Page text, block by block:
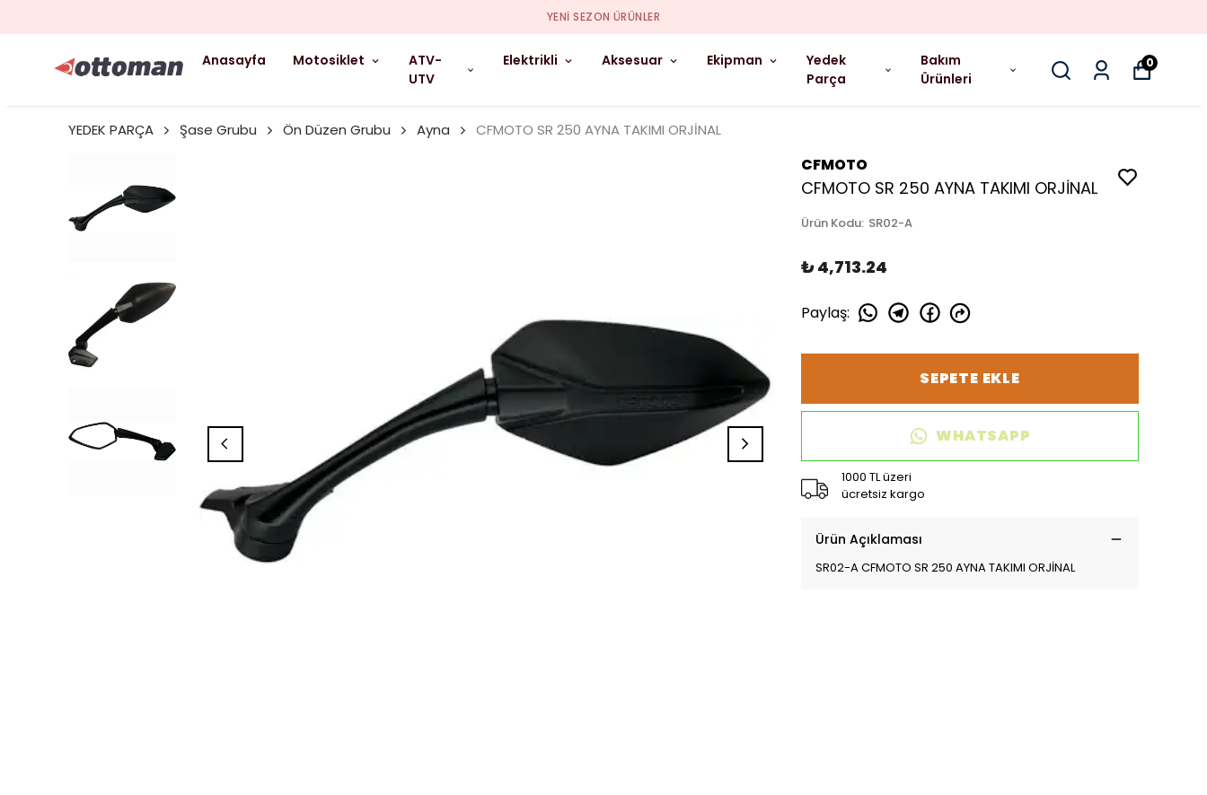
YENI SEZON ÜRÜNLER
Anasayfa Motosiklet
ATV-
UTV
Elektrikli Aksesuar Ekipman
Yedek
Parça
Bakım
Ürünleri
0
YEDEK PARÇA Şase Grubu Ön Düzen Grubu Ayna CFMOTO SR 250 AYNA TAKIMI ORJİNAL
CFMOTO
CFMOTO SR 250 AYNA TAKIMI ORJİNAL
Ürün Kodu: SR02-A
₺ 4,713.24
Paylaş:
SEPETE EKLE
WHATSAPP
1000 TL üzeri
ücretsiz kargo
Ürün Açıklaması
SR02-A CFMOTO SR 250 AYNA TAKIMI ORJİNAL